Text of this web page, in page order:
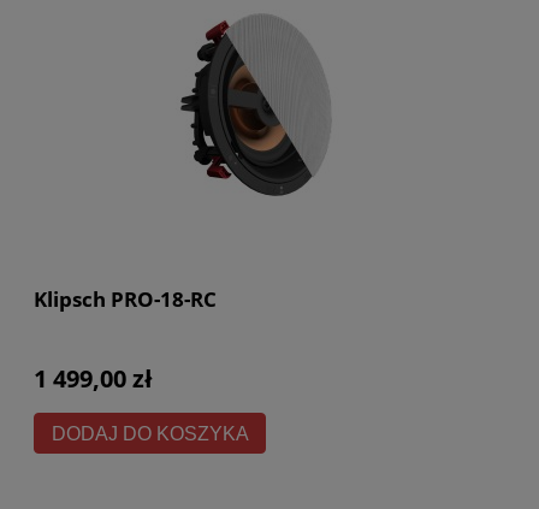
Klipsch PRO-18-RC
1 499,00 zł
DODAJ DO KOSZYKA